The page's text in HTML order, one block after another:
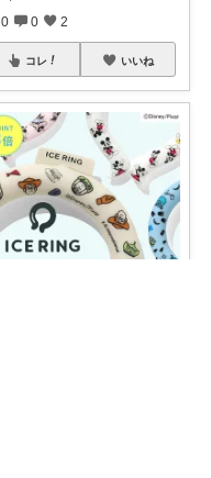
0 0 2
コレ いいね